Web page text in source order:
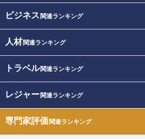
ビジネス 関連ランキング
人材関連ランキング
トラベル関連ランキング
レジャー関連ランキング
専門家評価関連ランキング